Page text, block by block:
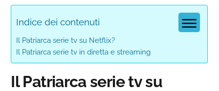
Indice dei contenuti
Il Patriarca serie tv su Netflix?
Il Patriarca serie tv in diretta e streaming
Il Patriarca serie tv su